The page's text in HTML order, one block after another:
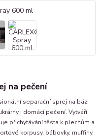
na pečení
separační sprej na bázi
i domácí pečení. Vytváří
přichytávání těsta k plechům a
korpusy, bábovky, muffiny,